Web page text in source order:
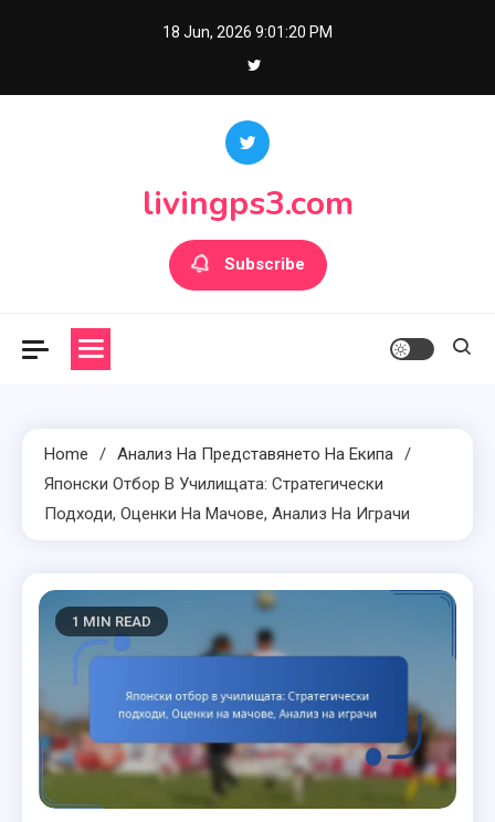
18 Jun, 2026 9:01:22 PM
livingps3.com
Subscribe
Home
Анализ На Представянето На Екипа
Японски Отбор В Училищата: Стратегически
Подходи, Оценки На Мачове, Анализ На Играчи
1 MIN READ